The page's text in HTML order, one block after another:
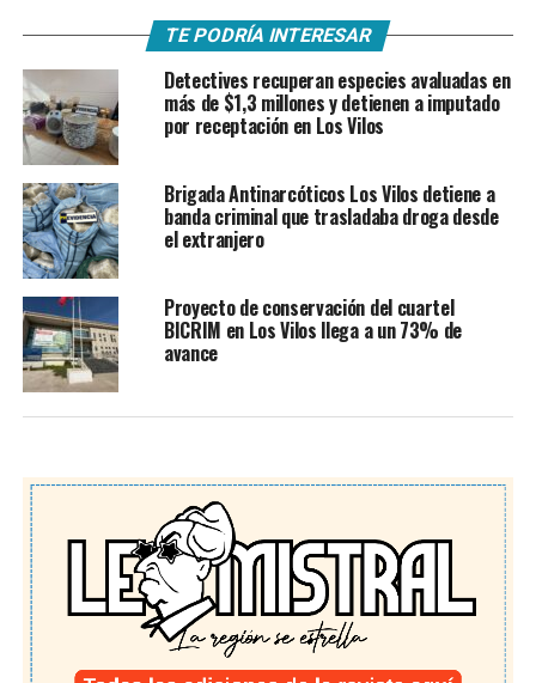
TE PODRÍA INTERESAR
Detectives recuperan especies avaluadas en
más de $1,3 millones y detienen a imputado
por receptación en Los Vilos
Brigada Antinarcóticos Los Vilos detiene a
banda criminal que trasladaba droga desde
el extranjero
Proyecto de conservación del cuartel
BICRIM en Los Vilos llega a un 73% de
avance